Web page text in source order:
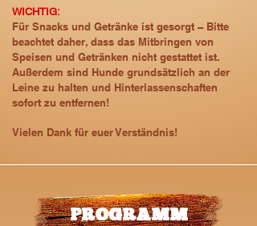
WICHTIG:
Für Snacks und Getränke ist gesorgt – Bitte
beachtet daher, dass das Mitbringen von
Speisen und Getränken nicht gestattet ist.
Außerdem sind Hunde grundsätzlich an der
Leine zu halten und Hinterlassenschaften
sofort zu entfernen!
Vielen Dank für euer Verständnis!
PROGRAMM